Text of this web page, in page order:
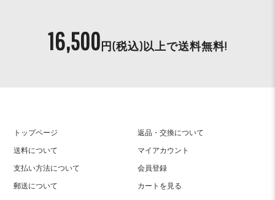
16,500円(税込)以上で送料無料!
トップページ
送料について
支払い方法について
郵送について
返品・交換について
マイアカウント
会員登録
カートを見る